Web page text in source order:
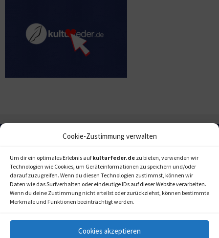
Cookie-Zustimmung verwalten
Um dir ein optimales Erlebnis aufkulturfeder.de zu bieten, verwenden wir
Technologien wie Cookies, um Geräteinformationen zu speichern und/oder
darauf zuzugreifen. Wenn du diesen Technologien zustimmst, können wir
Daten wie das Surfverhalten oder eindeutige IDs auf dieser Website verarbeiten.
Wenn du deine Zustimmung nicht erteilst oder zurückziehst, können bestimmte
Merkmale und Funktionen beeinträchtigt werden.
Cookies akzeptieren